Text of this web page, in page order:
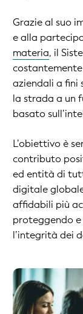
Grazie al suo
e alla
materia, il
aziendali a fini
la strada a un
basato
L’obiettivo è
contributo
ed entità di
digitale
affidabili più
proteggendo
l’integrità dei